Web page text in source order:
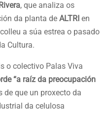
, que analiza os
da planta de ALTRI en
a súa estrea o pasado
Cultura.
o colectivo Palas Viva
“a raíz da preocupación
de que un proxecto da
da celulosa